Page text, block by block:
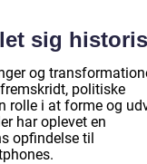
sig
og
politiske
rolle i at forme og
har oplevet en
opfindelse til